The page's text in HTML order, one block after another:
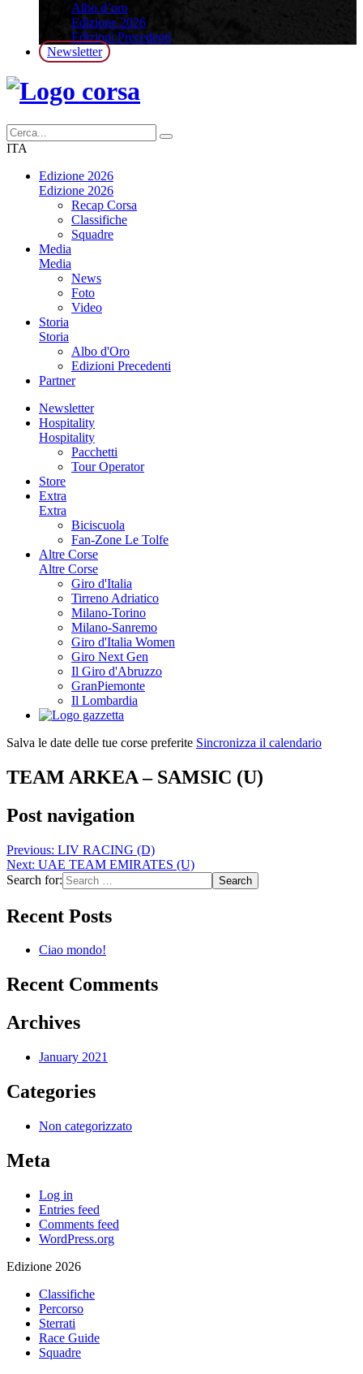
Albo d’oro
Edizione 2026
Edizioni Precedenti
Newsletter
ITA
Edizione 2026
Edizione 2026
Recap Corsa
Classifiche
Squadre
Media
Media
News
Foto
Video
Storia
Storia
Albo d'Oro
Edizioni Precedenti
Partner
Newsletter
Hospitality
Hospitality
Pacchetti
Tour Operator
Store
Extra
Extra
Biciscuola
Fan-Zone Le Tolfe
Altre Corse
Altre Corse
Giro d'Italia
Tirreno Adriatico
Milano-Torino
Milano-Sanremo
Giro d'Italia Women
Giro Next Gen
Il Giro d'Abruzzo
GranPiemonte
Il Lombardia
Salva le date delle tue corse preferite Sincronizza il calendario
TEAM ARKEA – SAMSIC (U)
Post navigation
Previous: LIV RACING (D)
Next: UAE TEAM EMIRATES (U)
Search for:
Recent Posts
Ciao mondo!
Recent Comments
Archives
January 2021
Categories
Non categorizzato
Meta
Log in
Entries feed
Comments feed
WordPress.org
Edizione 2026
Classifiche
Percorso
Sterrati
Race Guide
Squadre